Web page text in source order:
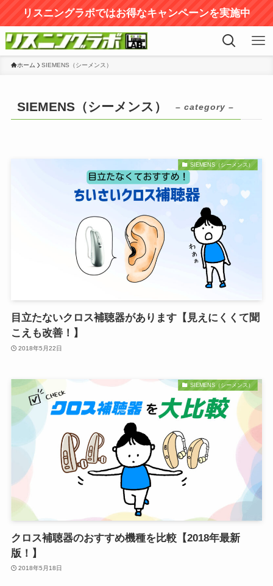
リスニングラボではお得なキャンペーンを実施中
ホーム SIEMENS（シーメンス）
SIEMENS（シーメンス） – category –
SIEMENS（シーメンス）
目立たないクロス補聴器があります【見えにくくて聞
こえも改善！】
2018年5月22日
SIEMENS（シーメンス）
クロス補聴器のおすすめ機種を比較【2018年最新
版！】
2018年5月18日